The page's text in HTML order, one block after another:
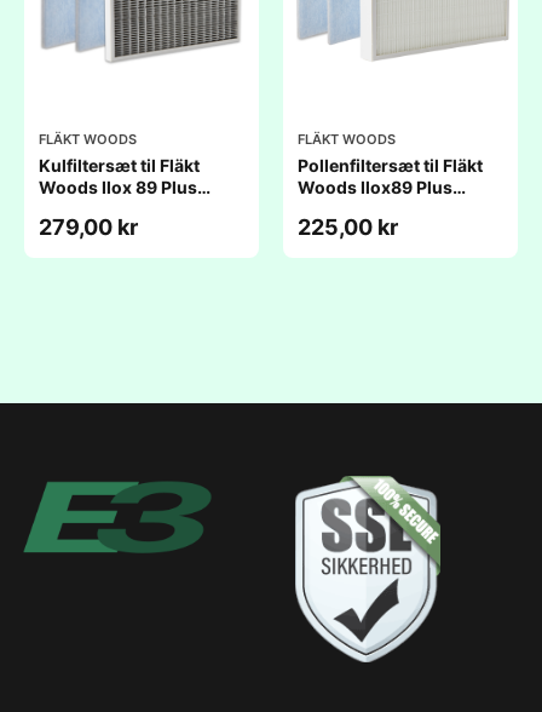
FLÄKT WOODS
Kulfiltersæt til Fläkt
Woods Ilox 89 Plus
279,00 kr
FLÄKT WOODS
Pollenfiltersæt til Fläkt
Woods Ilox89 Plus
225,00 kr